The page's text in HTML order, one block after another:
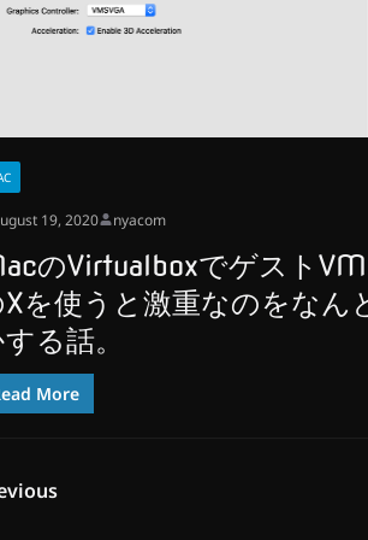
19, 2020 nyacom
のVirtualboxでゲストVM
Xを使うと激重なのをなん
る話。
More